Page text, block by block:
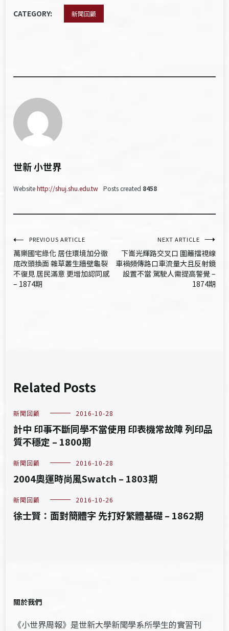
CATEGORY: 新聞回顧
世新 小世界
Websitehttp://shuj.shu.edu.tw Posts created 8458
文
章
導
PREVIOUS ARTICLE
萬樂國宅綠化 居住環境加分徹
底改頭換面 雜草叢生牆壁龜裂
不復見 居民滿意 更增加認同感
– 1874期
NEXT ARTICLE
下崙光輝路交叉口 圍籬擋視線
車禍頻傳路口車流量大且反射鏡
設置不當 駕駛人需提高警覺 –
1874期
Related Posts
新聞回顧 2016-10-28
計中 印事不斷同學不當使用 印表機常故障 列印品
質不穩定 – 1800期
新聞回顧 2016-10-28
2004奧運時尚風Swatch – 1803期
新聞回顧 2016-10-26
徐士賢：面對簡體字 先打好繁體基礎 – 1862期
關於我們
《小世界周報》是世新大學新聞學系所學生的實習刊